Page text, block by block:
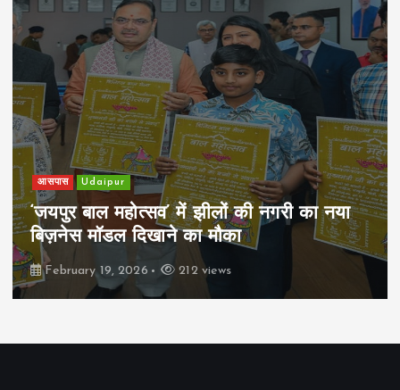
खेल Udaipur
पिम्स मेवाड़ कप 2026: क्रॉसवर्ड व आदित्यम
रियल स्टेट्स ने मुकाबले जीते
February 19, 2026 163 views